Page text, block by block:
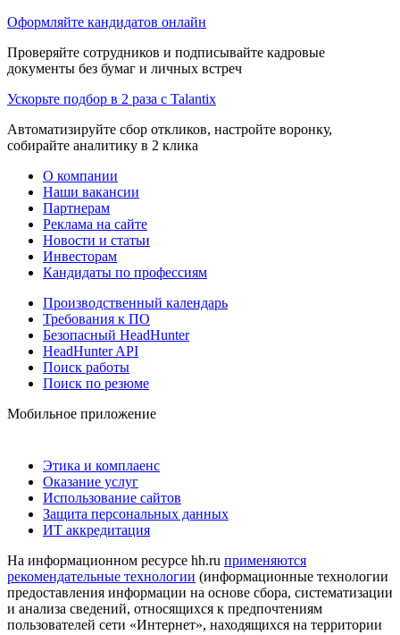
Оформляйте кандидатов онлайн
Проверяйте сотрудников и подписывайте кадровые
документы без бумаг и личных встреч
Ускорьте подбор в 2 раза с Talantix
Автоматизируйте сбор откликов, настройте воронку,
собирайте аналитику в 2 клика
О компании
Наши вакансии
Партнерам
Реклама на сайте
Новости и статьи
Инвесторам
Кандидаты по профессиям
Производственный календарь
Требования к ПО
Безопасный HeadHunter
HeadHunter API
Поиск работы
Поиск по резюме
Мобильное приложение
Этика и комплаенс
Оказание услуг
Использование сайтов
Защита персональных данных
ИТ аккредитация
На информационном ресурсе hh.ru применяются
рекомендательные технологии (информационные технологии
предоставления информации на основе сбора, систематизации
и анализа сведений, относящихся к предпочтениям
пользователей сети «Интернет», находящихся на территории